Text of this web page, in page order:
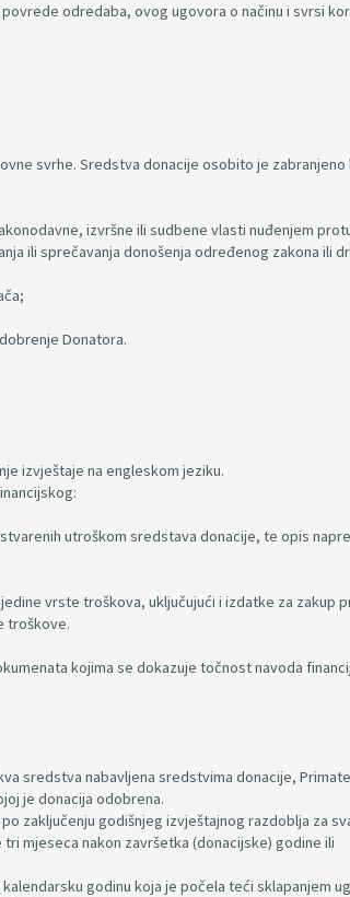
odredaba, ovog ugovora o načinu i svrsi
svrhe. Sredstva donacije osobito je
izvršne ili sudbene vlasti nuđenjem
ili sprečavanja donošenja određenog zakona ili
Donatora.
izvještaje na engleskom jeziku.
utroškom sredstava donacije, te opis
vrste troškova, uključujući i izdatke za zakup
troškove.
kojima se dokazuje točnost navoda
sredstva nabavljena sredstvima donacije,
je donacija odobrena.
zaključenju godišnjeg izvještajnog razdoblja za
mjeseca nakon završetka (donacijske) godine ili
godinu koja je počela teći sklapanjem